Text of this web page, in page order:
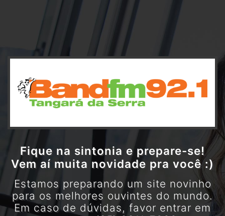
Fique na sintonia e prepare-se!
Vem aí muita novidade pra você :)
Estamos preparando um site novinho
para os melhores ouvintes do mundo.
Em caso de dúvidas, favor entrar em